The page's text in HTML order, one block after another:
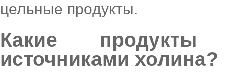
цельные продукты.
Какие продукты
источниками холина?